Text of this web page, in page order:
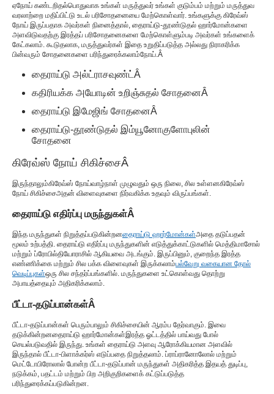
ஏநோய் கண்டறிதல்பொதுவாக உங்கள் மருத்துவர் உங்கள் குடும்பம் மற்றும் மருத்துவ
வரலாற்றை மதிப்பிட்டு உடல் பரிசோதனையை மேற்கொள்வார். உங்களுக்கு கிரேவ்ஸ்
நோய் இருப்பதாக அவர்கள் நினைத்தால், தைராய்டு-தூண்டுதல் ஹார்மோன்களை
அளவிடுவதற்கு இரத்தப் பரிசோதனைகளை மேற்கொள்ளும்படி அவர்கள் உங்களைக்
கேட்கலாம். கூடுதலாக, மருத்துவர்கள் இதை உறுதிப்படுத்த அல்லது நிராகரிக்க
பின்வரும் சோதனைகளை பரிந்துரைக்கலாம்நோய் Â
தைராய்டு அல்ட்ராசவுண்ட் Â
கதிரியக்க அயோடின் உறிஞ்சுதல் சோதனைÂ
தைராய்டு இமேஜிங் சோதனைÂ
தைராய்டு-தூண்டுதல் இம்யூனோகுளோபுலின்
சோதனை
கிரேவ்ஸ் நோய் சிகிச்சைÂ
இருந்தாலும்கிரேவ்ஸ் நோய்வாழ்நாள் முழுவதும் ஒரு நிலை, சில உள்ளனகிரேவ்ஸ்
நோய் சிகிச்சைஅதன் விளைவுகளை நிர்வகிக்க உதவும் விருப்பங்கள்.
தைராய்டு எதிர்ப்பு மருந்துகள்Â
இந்த மருந்துகள் நிறுத்தப்படுகின்றனதைராய்டு ஹார்மோன்கள்அதை தடுப்பதன்
மூலம் உற்பத்தி. தைராய்டு எதிர்ப்பு மருந்துகளின் எடுத்துக்காட்டுகளில் மெத்திமாசோல்
மற்றும் ப்ரோபில்தியோராசில் ஆகியவை அடங்கும். இருப்பினும், குறைந்த இரத்த
எண்ணிக்கை மற்றும் சில பக்க விளைவுகள் இருக்கலாம்பல்வேறு வகையான தோல்
வெடிப்புகள்ஒரு சில சந்தர்ப்பங்களில். மருந்துகளை உட்கொள்வது தொற்று
அபாயத்தையும் அதிகரிக்கலாம்.
பீட்டா-தடுப்பான்கள்Â
பீட்டா-தடுப்பான்கள் பெரும்பாலும் சிகிச்சையின் ஆரம்ப தேர்வாகும். இவை
தடுக்கின்றனதைராய்டு ஹார்மோன்கள்இரத்த ஓட்டத்தில் பாய்வது போல்
செயல்படுவதில் இருந்து. உங்கள் தைராய்டு அளவு ஆரோக்கியமான அளவில்
இருந்தால் பீட்டா-பிளாக்கர்ஸ் எடுப்பதை நிறுத்தலாம். ப்ராப்ரானோலோல் மற்றும்
மெட்டோபிரோலால் போன்ற பீட்டா-தடுப்பான் மருந்துகள் அதிகரித்த இதயத் துடிப்பு,
நடுக்கம், பதட்டம் மற்றும் பிற அறிகுறிகளைக் கட்டுப்படுத்த
பரிந்துரைக்கப்படுகின்றன.